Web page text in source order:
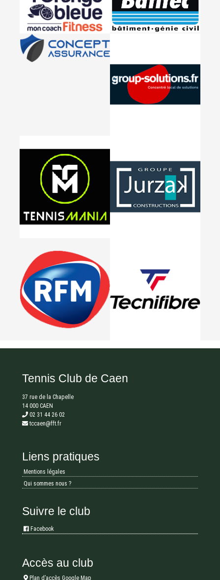
Tennis Club de Caen
37 rue de la Chapelle
14 000 CAEN
02 31 44 26 02
tccaen@fft.fr
Liens pratiques
Mentions légales
Qui sommes nous ?
Suivre le club
Facebook
Accès au club
Plan d’accès Google Map